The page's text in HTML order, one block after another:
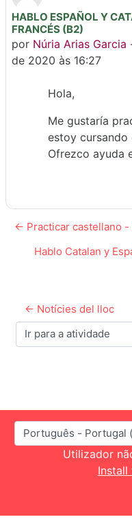
HABLO ESPAÑOL Y
FRANCÉS (B2)
por Núria Arias Garcia
de 2020 às 16:27
Número de respostas:
Hola,
Me gustaría
estoy cursando
Ofrezco ayuda
← Practicar castellano -
Hablo Catalan y
← Notícies del lloc
Ir para a atividade
Idioma
Utilizador
Install